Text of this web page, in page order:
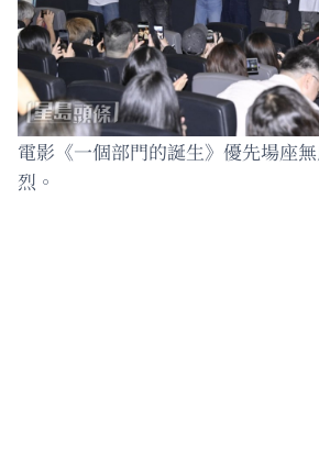
電影《一個部門的誕生》優先場座
烈。